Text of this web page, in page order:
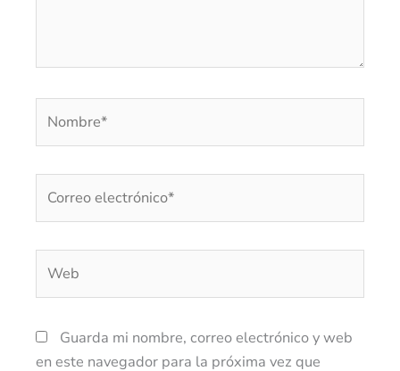
electrónico*
Guarda mi nombre, correo electrónico y web
en este navegador para la próxima vez que